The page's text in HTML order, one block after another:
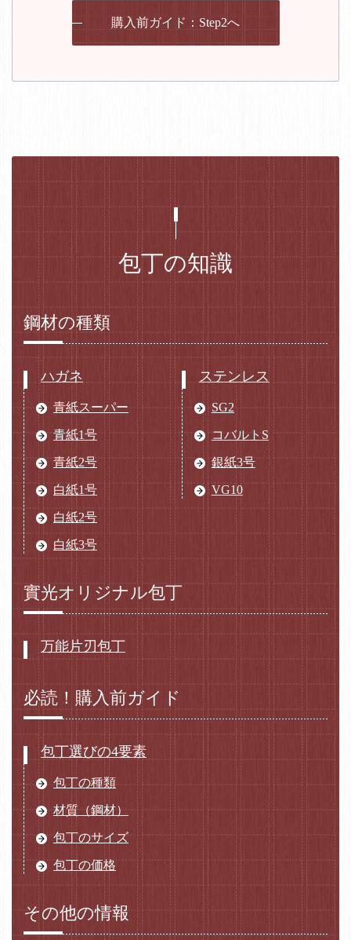
購入前ガイド：Step2へ
包丁の知識
鋼材の種類
ハガネ
青紙スーパー
青紙1号
青紙2号
白紙1号
白紙2号
白紙3号
ステンレス
SG2
コバルトS
銀紙3号
VG10
實光オリジナル包丁
万能片刃包丁
必読！購入前ガイド
包丁選びの4要素
包丁の種類
材質（鋼材）
包丁のサイズ
包丁の価格
その他の情報